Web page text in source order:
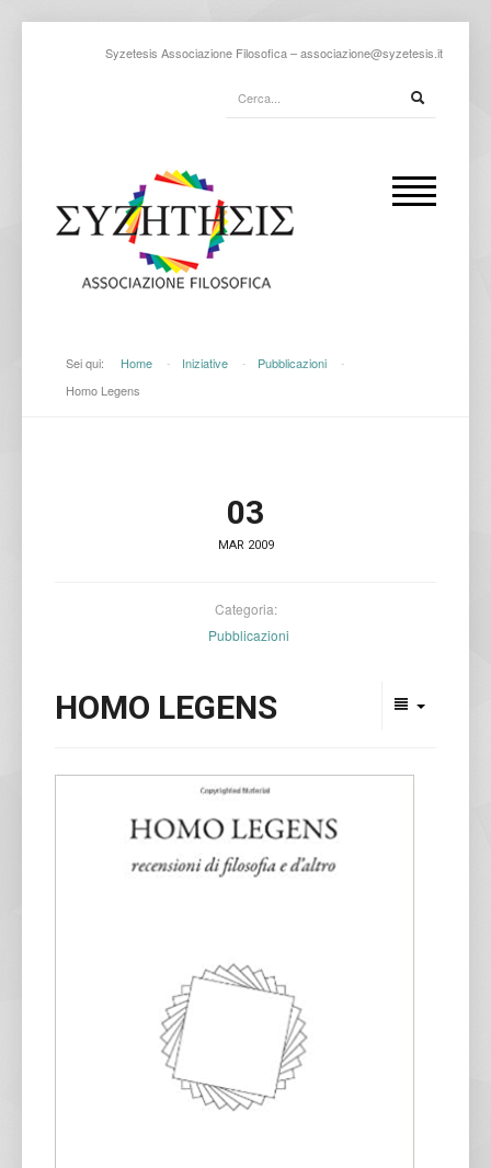
Syzetesis Associazione Filosofica –associazione@syzetesis.it
Sei qui: Home - Iniziative - Pubblicazioni
-
Homo Legens
03
MAR 2009
Categoria:
Pubblicazioni
HOMO LEGENS